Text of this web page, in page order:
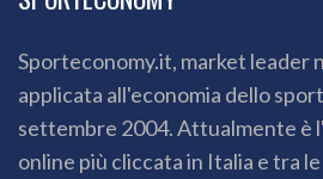
Sporteconomy.it, market leader
applicata all'economia dello
settembre 2004. Attualmente è
online più cliccata in Italia e tra